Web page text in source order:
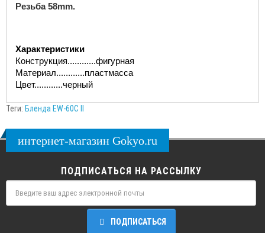
Резьба58mm.
Характеристики
Конструкция............фигурная
Материал............пластмасса
Цвет............черный
Теги: Бленда EW-60C II
интернет-магазин Gokyo.ru
ПОДПИСАТЬСЯ НА РАССЫЛКУ
ПОДПИСАТЬСЯ